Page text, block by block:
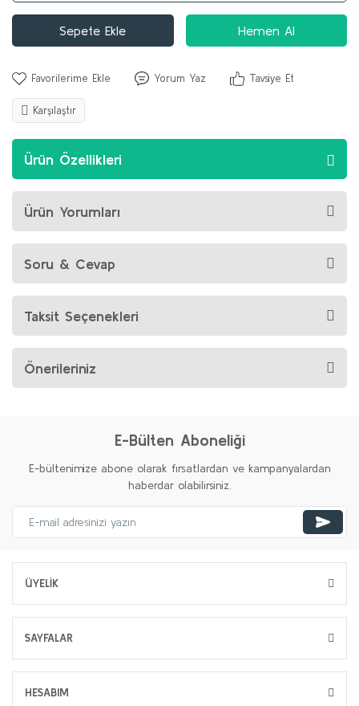
Sepete Ekle Hemen Al
Yorum Yaz Tavsiye Et
Karşılaştır
Ürün Özellikleri
Ürün Yorumları
Soru & Cevap
Taksit Seçenekleri
Önerileriniz
E-Bülten Aboneliği
E-bültenimize abone olarak fırsatlardan ve kampanyalardan
haberdar olabilirsiniz.
ÜYELİK
SAYFALAR
HESABIM